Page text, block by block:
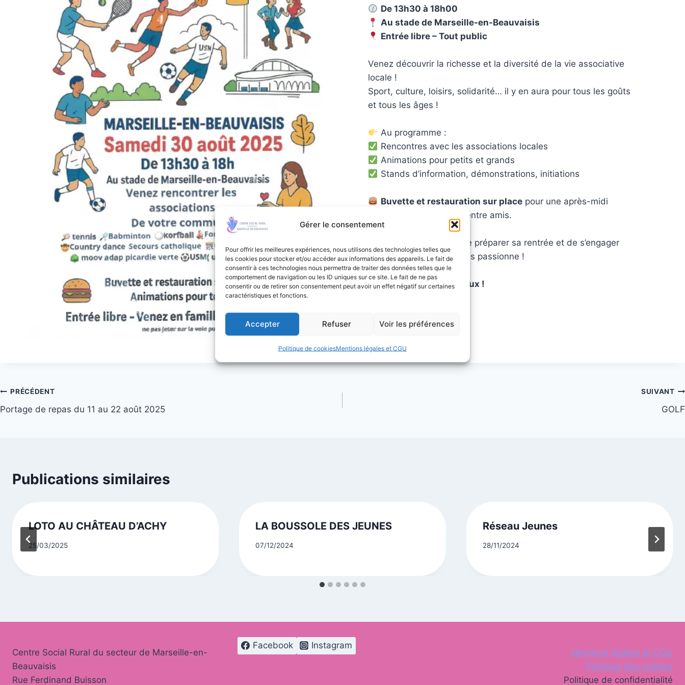
Gérer le consentement
Pour offrir les meilleures expériences, nous utilisons des technologies telles que
les cookies pour stocker et/ou accéder aux informations des appareils. Le fait de
consentir à ces technologies nous permettra de traiter des données telles que le
comportement de navigation ou les ID uniques sur ce site. Le fait de ne pas
consentir ou de retirer son consentement peut avoir un effet négatif sur certaines
caractéristiques et fonctions.
Accepter Refuser Voir les préférences
Politique de cookiesMentions légales et CGU
De 13h30 à 18h00
Au stade de Marseille-en-Beauvaisis
Entrée libre – Tout public
Venez découvrir la richesse et la diversité de la vie associative
locale !
Sport, culture, loisirs, solidarité… il y en aura pour tous les goûts
et tous les âges !
Au programme :
Rencontres avec les associations locales
Animations pour petits et grands
Stands d’information, démonstrations, initiations
Buvette et restauration sur placepour une après-midi
conviviale en famille ou entre amis.
Une belle occasion de préparer sa rentrée et de s’engager
dans une activité qui vous passionne !
On vous attend nombreux !
Navigation
de
PRÉCÉDENT
Portage de repas du 11 au 22 août 2025
SUIVANT
GOLF
Publications similaires
LOTO AU CHÂTEAU D’ACHY
25/03/2025
LA BOUSSOLE DES JEUNES
07/12/2024
Réseau Jeunes
28/11/2024
Centre Social Rural du secteur de Marseille-en-
Beauvaisis
Rue Ferdinand Buisson
Facebook Instagram
Mentions légales et CGU
Politique des cookies
Politique de confidentialité